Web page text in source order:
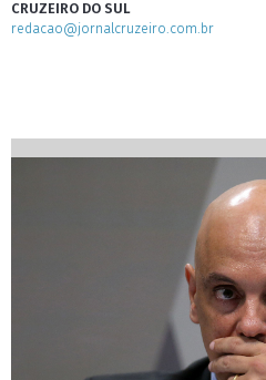
CRUZEIRO DO SUL
redacao@jornalcruzeiro.com.br